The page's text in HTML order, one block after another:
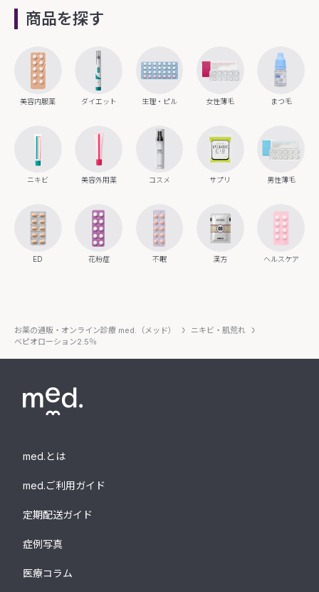
商品を探す
美容内服薬 ダイエット 生理・ピル 女性薄毛 まつ毛
ニキビ 美容外用薬 コスメ サプリ 男性薄毛
ED 花粉症 不眠 漢方 ヘルスケア
お薬の通販・オンライン診療 med.（メッド）
ニキビ・肌荒れ
ベピオローション2.5％
med.とは
med.ご利用ガイド
定期配送ガイド
症例写真
医療コラム